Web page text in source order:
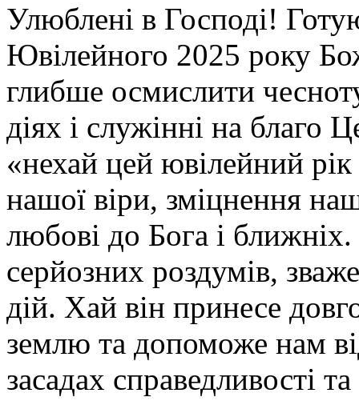
Улюблені в Господі!
Ювілейного 2025 року
глибше осмислити
діях і служінні на благо
«нехай цей ювілейний
нашої віри, зміцнення
любові до Бога і
серйозних роздумів,
дій. Хай він принесе
землю та допоможе нам
засадах справедливості